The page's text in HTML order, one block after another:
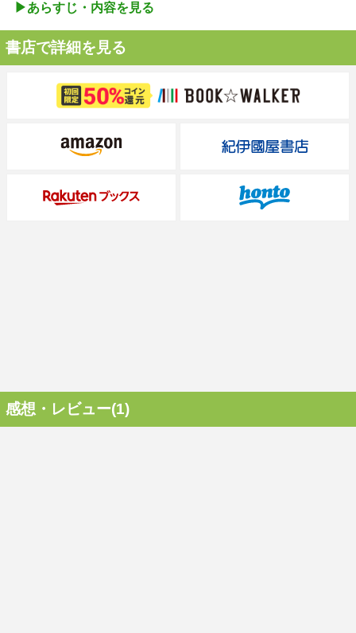
▶︎あらすじ・内容を見る
書店で詳細を見る
感想・レビュー(1)